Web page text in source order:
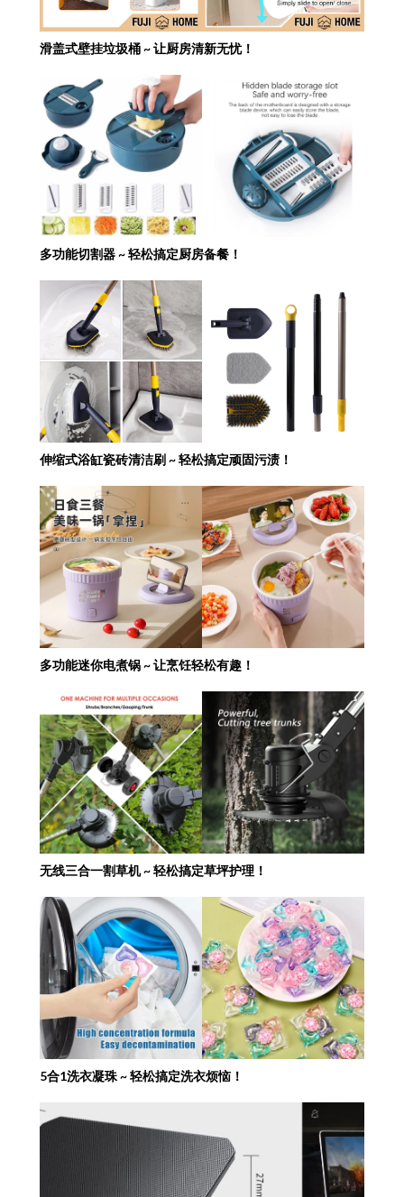
滑盖式壁挂垃圾桶 ~ 让厨房清新无忧！
多功能切割器 ~ 轻松搞定厨房备餐！
伸缩式浴缸瓷砖清洁刷 ~ 轻松搞定顽固污渍！
多功能迷你电煮锅 ~ 让烹饪轻松有趣！
无线三合一割草机 ~ 轻松搞定草坪护理！
5合1洗衣凝珠 ~ 轻松搞定洗衣烦恼！